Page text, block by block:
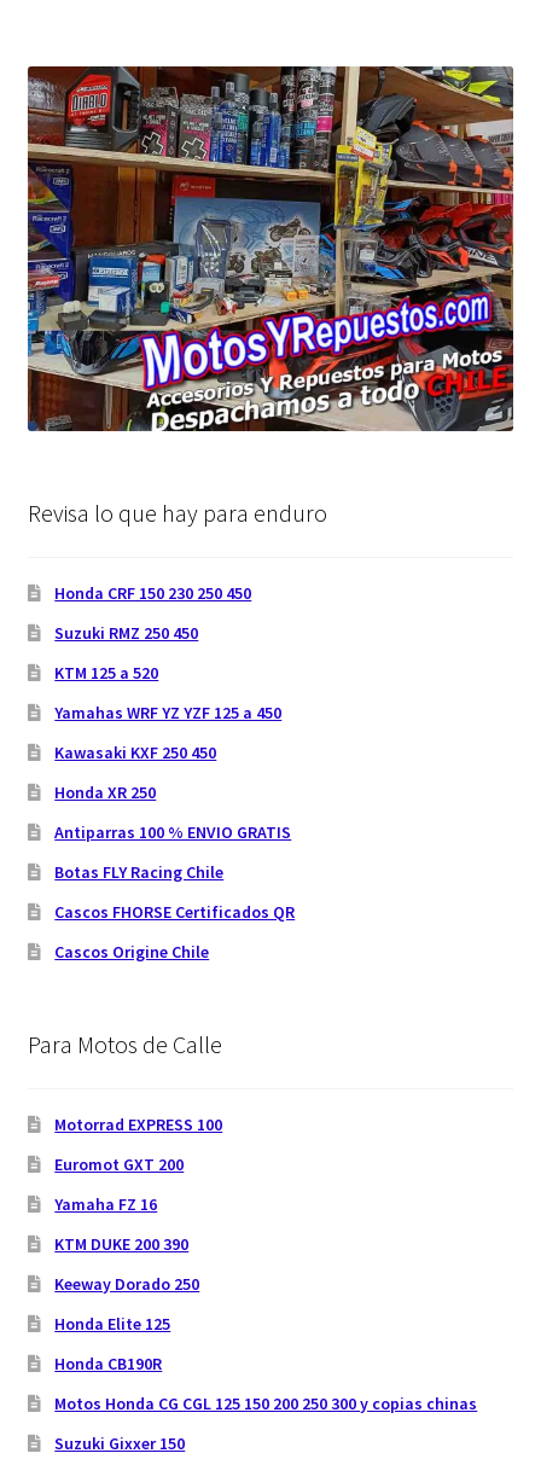
Revisa lo que hay para enduro
Honda CRF 150 230 250 450
Suzuki RMZ 250 450
KTM 125 a 520
Yamahas WRF YZ YZF 125 a 450
Kawasaki KXF 250 450
Honda XR 250
Antiparras 100 % ENVIO GRATIS
Botas FLY Racing Chile
Cascos FHORSE Certificados QR
Cascos Origine Chile
Para Motos de Calle
Motorrad EXPRESS 100
Euromot GXT 200
Yamaha FZ 16
KTM DUKE 200 390
Keeway Dorado 250
Honda Elite 125
Honda CB190R
Motos Honda CG CGL 125 150 200 250 300 y copias chinas
Suzuki Gixxer 150